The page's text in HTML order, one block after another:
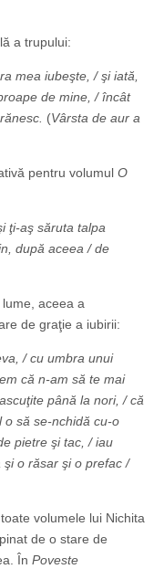
a trupului:
mea iubeşte, / şi iată,
de mine, / încât
(Vârsta de aur a
pentru volumul O
ţi-aş săruta talpa
după aceea / de
aceea a
de graţie a iubirii:
/ cu umbra unui
că n-am să te mai
până la nori, / că
o să se-nchidă cu-o
pietre şi tac, / iau
o răsar şi o prefac /
volumele lui Nichita
de o stare de
În Poveste